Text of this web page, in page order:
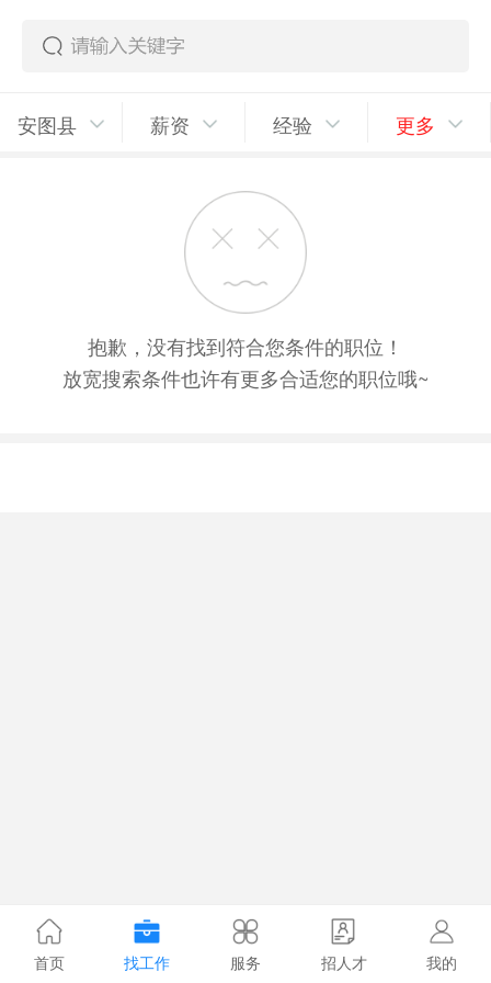
安图县 薪资 经验 更多
抱歉，没有找到符合您条件的职位！
放宽搜索条件也许有更多合适您的职位哦~
首页 找工作 服务 招人才 我的